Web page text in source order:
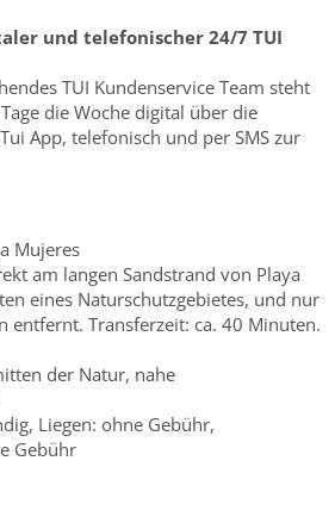
und telefonischer 24/7 TUI
TUI Kundenservice Team steht
die Woche digital über die
App, telefonisch und per SMS zur
Mujeres
am langen Sandstrand von Playa
eines Naturschutzgebietes, und nur
entfernt. Transferzeit: ca. 40 Minuten.
der Natur, nahe
Liegen: ohne Gebühr,
Gebühr